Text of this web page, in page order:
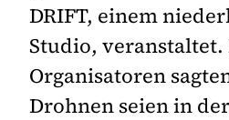
DRIFT, einem
Studio, veranstaltet.
Organisatoren
Drohnen seien in